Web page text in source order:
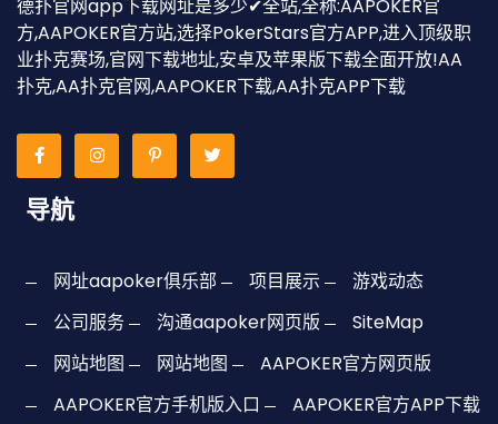
德扑官网app下载网址是多少✔全站,全称:AAPOKER官
方,AAPOKER官方站,选择PokerStars官方APP,进入顶级职
业扑克赛场,官网下载地址,安卓及苹果版下载全面开放!AA
扑克,AA扑克官网,AAPOKER下载,AA扑克APP下载
导航
网址aapoker俱乐部 项目展示
游戏动态
公司服务
沟通aapoker网页版
SiteMap
网站地图
网站地图
AAPOKER官方网页版
AAPOKER官方手机版入口
AAPOKER官方APP下载